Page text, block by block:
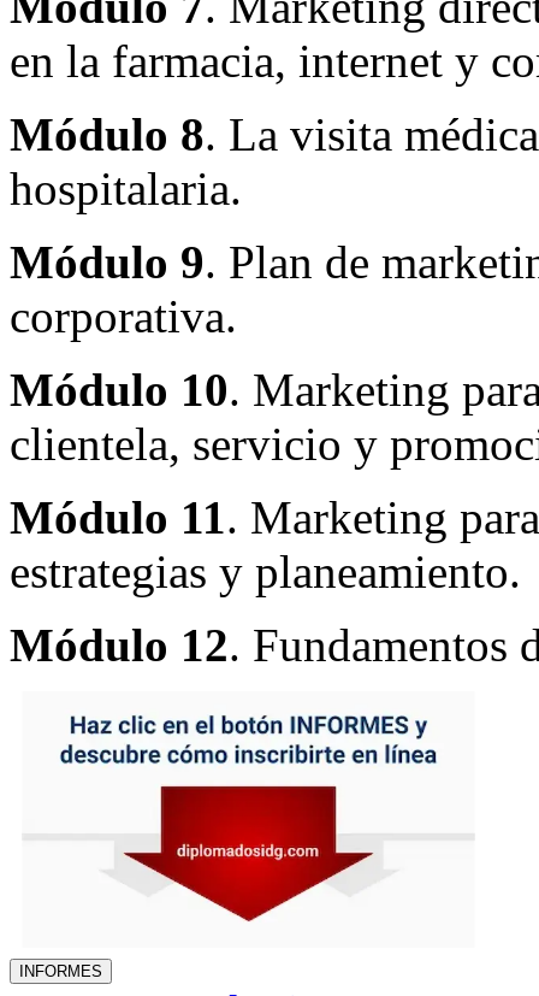
en la farmacia, internet y
Módulo 8. La visita
hospitalaria.
Módulo 9. Plan de
corporativa.
Módulo 10. Marketing
clientela, servicio y
Módulo 11. Marketing
estrategias y planeamiento.
Módulo 12. Fundamentos